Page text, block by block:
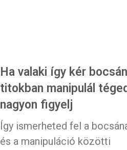
Ha valaki így kér
titokban manipulál
nagyon figyelj
Így ismerheted fel a
és a manipuláció közötti